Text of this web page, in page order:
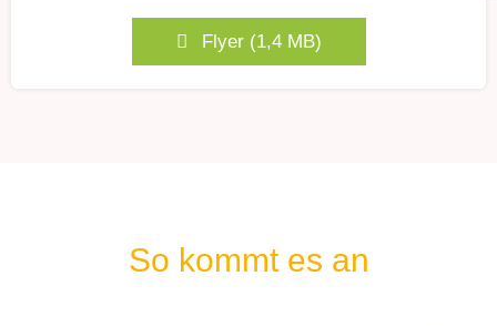
Flyer (1,4 MB)
So kommt es an